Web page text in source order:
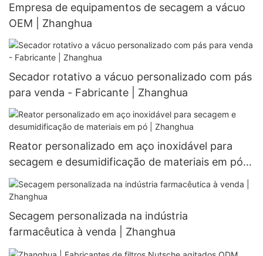
Empresa de equipamentos de secagem a vácuo
OEM | Zhanghua
Secador rotativo a vácuo personalizado com pás
para venda - Fabricante | Zhanghua
Reator personalizado em aço inoxidável para
secagem e desumidificação de materiais em pó |
Zhanghua
Secagem personalizada na indústria
farmacêutica à venda | Zhanghua